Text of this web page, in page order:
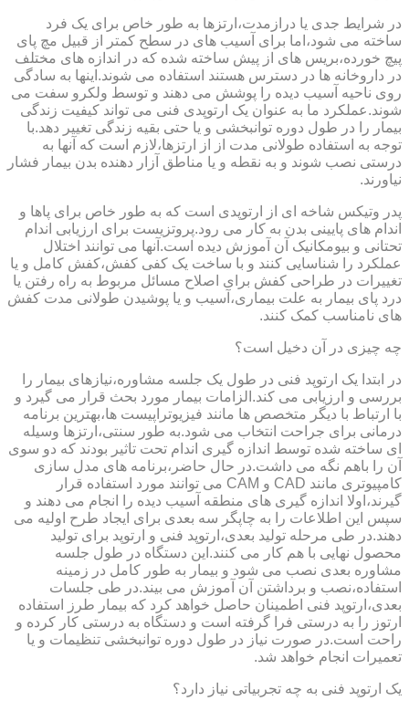
در شرایط جدی یا درازمدت،ارتزها به طور خاص برای یک فرد
ساخته می شود،اما برای آسیب های در سطح کمتر از قبیل مچ پای
پیچ خورده،بریس های از پیش ساخته شده که در اندازه های مختلف
در داروخانه ها در دسترس هستند استفاده می شوند.اینها به سادگی
روی ناحیه آسیب دیده را پوشش می دهند و توسط ولکرو سفت می
شوند.عملکرد ما به عنوان یک ارتوپدی فنی می تواند کیفیت زندگی
بیمار را در طول دوره توانبخشی و یا حتی بقیه زندگی تغییر دهد.با
توجه به استفاده طولانی مدت از از ارتزها،لازم است که آنها به
درستی نصب شوند و به نقطه و یا مناطق آزار دهنده بدن بیمار فشار
نیاورند.
پدر وتیکس شاخه ای از ارتوپدی است که به طور خاص برای پاها و
اندام های پایینی بدن به کار می رود.پروتزیست برای ارزیابی اندام
تحتانی و بیومکانیک آن آموزش دیده است.آنها می توانند اختلال
عملکرد را شناسایی کنند و با ساخت یک کفی کفش،کفش کامل و یا
تغییرات در طراحی کفش برای اصلاح مسائل مربوط به راه رفتن یا
درد پای بیمار به علت بیماری،آسیب و یا پوشیدن طولانی مدت کفش
های نامناسب کمک کنند.
چه چیزی در آن دخیل است؟
در ابتدا یک ارتوپد فنی در طول یک جلسه مشاوره،نیازهای بیمار را
بررسی و ارزیابی می کند.الزامات بیمار مورد بحث قرار می گیرد و
با ارتباط با دیگر متخصص ها مانند فیزیوتراپیست ها،بهترین برنامه
درمانی برای جراحت انتخاب می شود.به طور سنتی،ارتزها وسیله
ای ساخته شده توسط اندازه گیری اندام تحت تاثیر بودند که دو سوی
آن را باهم نگه می داشت.در حال حاضر،برنامه های مدل سازی
کامپیوتری مانند CAD و CAM می توانند مورد استفاده قرار
گیرند،اولا اندازه گیری های منطقه آسیب دیده را انجام می دهند و
سپس این اطلاعات را به چاپگر سه بعدی برای ایجاد طرح اولیه می
دهند.در طی مرحله تولید بعدی،ارتوپد فنی و ارتوپد برای تولید
محصول نهایی با هم کار می کنند.این دستگاه در طول جلسه
مشاوره بعدی نصب می شود و بیمار به طور کامل در زمینه
استفاده،نصب و برداشتن آن آموزش می بیند.در طی جلسات
بعدی،ارتوپد فنی اطمینان حاصل خواهد کرد که بیمار طرز استفاده
ارتوز را به درستی فرا گرفته است و دستگاه به درستی کار کرده و
راحت است.در صورت نیاز در طول دوره توانبخشی تنظیمات و یا
تعمیرات انجام خواهد شد.
یک ارتوپد فنی به چه تجربیاتی نیاز دارد؟